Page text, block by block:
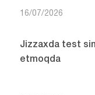
16/07/2026
Jizzaxda test
etmoqda